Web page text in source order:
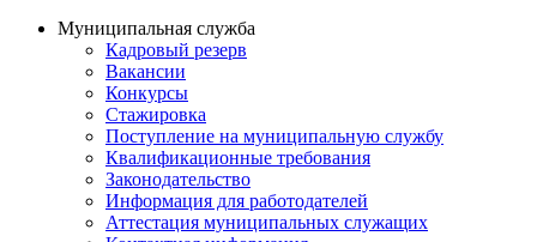
Муниципальная служба
Кадровый резерв
Вакансии
Конкурсы
Стажировка
Поступление на муниципальную службу
Квалификационные требования
Законодательство
Информация для работодателей
Аттестация муниципальных служащих